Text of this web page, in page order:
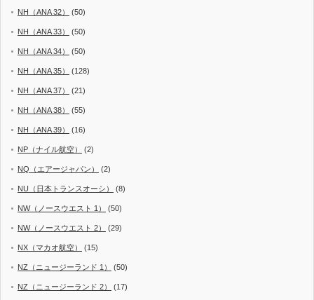
NH（ANA 32） (50)
NH（ANA 33） (50)
NH（ANA 34） (50)
NH（ANA 35） (128)
NH（ANA 37） (21)
NH（ANA 38） (55)
NH（ANA 39） (16)
NP（ナイル航空） (2)
NQ（エアージャパン） (2)
NU（日本トランスオーシ） (8)
NW（ノースウエスト 1） (50)
NW（ノースウエスト 2） (29)
NX（マカオ航空） (15)
NZ（ニュージーランド 1） (50)
NZ（ニュージーランド 2） (17)